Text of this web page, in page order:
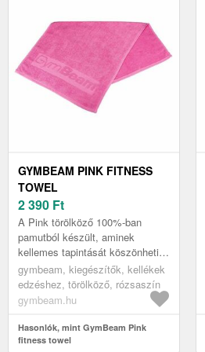
GYMBEAM PINK FITNESS
TOWEL
2 390 Ft
A Pink törölköző 100%-ban
pamutból készült, aminek
kellemes tapintását köszönheti.
Jó nedvességfelszívó, hosszú
élettartamú, antisztatikus és
antib...
gymbeam, kiegészítők, kellékek
edzéshez, törölköző, rózsaszín
gymbeam.hu
Hasonlók, mint GymBeam Pink
fitness towel